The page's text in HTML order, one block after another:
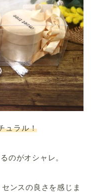
ュラル！
のがオシャレ。
ンスの良さを感じま